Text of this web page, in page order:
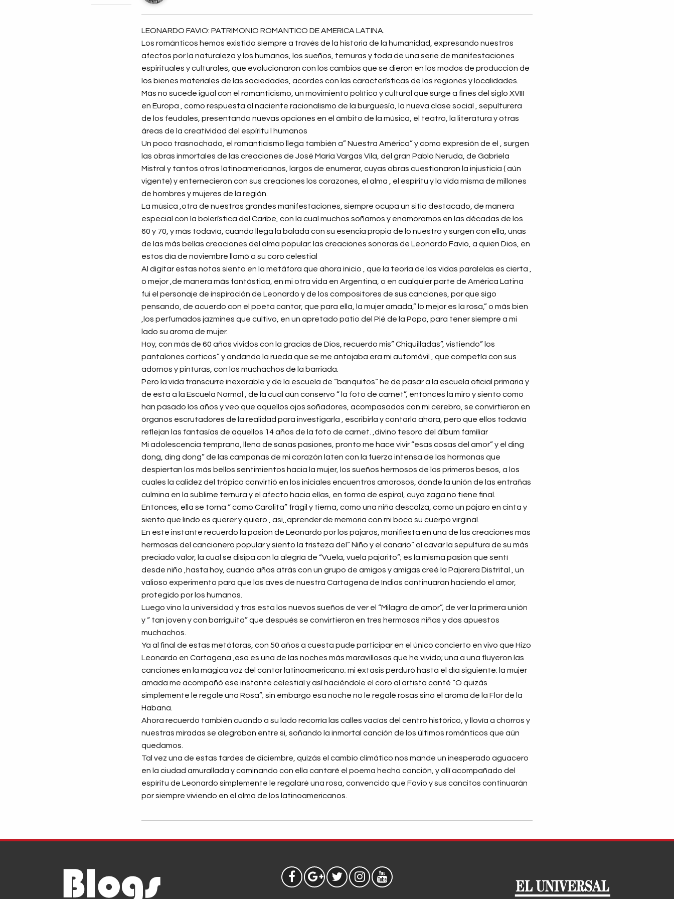
LEONARDO FAVIO: PATRIMONIO ROMANTICO DE AMERICA LATINA.
Los románticos hemos existido siempre a través de la historia de la humanidad, expresando nuestros
afectos por la naturaleza y los humanos, los sueños, ternuras y toda de una serie de manifestaciones
espirituales y culturales, que evolucionaron con los cambios que se dieron en los modos de producción de
los bienes materiales de las sociedades, acordes con las características de las regiones y localidades.
Más no sucede igual con el romanticismo, un movimiento político y cultural que surge a fines del siglo XVIII
en Europa , como respuesta al naciente racionalismo de la burguesía, la nueva clase social , sepulturera
de los feudales, presentando nuevas opciones en el ámbito de la música, el teatro, la literatura y otras
áreas de la creatividad del espíritu l humanos
Un poco trasnochado, el romanticismo llega también a” Nuestra América” y como expresión de el , surgen
las obras inmortales de las creaciones de José María Vargas Vila, del gran Pablo Neruda, de Gabriela
Mistral y tantos otros latinoamericanos, largos de enumerar, cuyas obras cuestionaron la injusticia ( aún
vigente) y enternecieron con sus creaciones los corazones, el alma , el espíritu y la vida misma de millones
de hombres y mujeres de la región.
La música ,otra de nuestras grandes manifestaciones, siempre ocupa un sitio destacado, de manera
especial con la bolerística del Caribe, con la cual muchos soñamos y enamoramos en las décadas de los
60 y 70, y más todavía, cuando llega la balada con su esencia propia de lo nuestro y surgen con ella, unas
de las más bellas creaciones del alma popular: las creaciones sonoras de Leonardo Favio, a quien Dios, en
estos día de noviembre llamó a su coro celestial
Al digitar estas notas siento en la metáfora que ahora inicio , que la teoría de las vidas paralelas es cierta ,
o mejor ,de manera más fantástica, en mi otra vida en Argentina, o en cualquier parte de América Latina
fui el personaje de inspiración de Leonardo y de los compositores de sus canciones, por que sigo
pensando, de acuerdo con el poeta cantor, que para ella, la mujer amada,” lo mejor es la rosa,” o más bien
,los perfumados jazmines que cultivo, en un apretado patio del Pié de la Popa, para tener siempre a mi
lado su aroma de mujer.
Hoy, con más de 60 años vividos con la gracias de Dios, recuerdo mis” Chiquilladas”, vistiendo” los
pantalones corticos” y andando la rueda que se me antojaba era mi automóvil , que competía con sus
adornos y pinturas, con los muchachos de la barriada.
Pero la vida transcurre inexorable y de la escuela de “banquitos” he de pasar a la escuela oficial primaria y
de esta a la Escuela Normal , de la cual aún conservo “ la foto de carnet”, entonces la miro y siento como
han pasado los años y veo que aquellos ojos soñadores, acompasados con mi cerebro, se convirtieron en
órganos escrutadores de la realidad para investigarla , escribirla y contarla ahora, pero que ellos todavía
reflejan las fantasías de aquellos 14 años de la foto de carnet. ,divino tesoro del álbum familiar
Mi adolescencia temprana, llena de sanas pasiones, pronto me hace vivir “esas cosas del amor” y el ding
dong, ding dong” de las campanas de mi corazón laten con la fuerza intensa de las hormonas que
despiertan los más bellos sentimientos hacia la mujer, los sueños hermosos de los primeros besos, a los
cuales la calidez del trópico convirtió en los iniciales encuentros amorosos, donde la unión de las entrañas
culmina en la sublime ternura y el afecto hacia ellas, en forma de espiral, cuya zaga no tiene final.
Entonces, ella se torna “ como Carolita” frágil y tierna, como una niña descalza, como un pájaro en cinta y
siento que lindo es querer y quiero , asi,,aprender de memoria con mi boca su cuerpo virginal.
En este instante recuerdo la pasión de Leonardo por los pájaros, manifiesta en una de las creaciones más
hermosas del cancionero popular y siento la tristeza del” Niño y el canario” al cavar la sepultura de su más
preciado valor, la cual se disipa con la alegría de “Vuela, vuela pajarito”; es la misma pasión que sentí
desde niño ,hasta hoy, cuando años atrás con un grupo de amigos y amigas creé la Pajarera Distrital , un
valioso experimento para que las aves de nuestra Cartagena de Indias continuaran haciendo el amor,
protegido por los humanos.
Luego vino la universidad y tras esta los nuevos sueños de ver el “Milagro de amor”, de ver la primera unión
y “ tan joven y con barriguita” que después se convirtieron en tres hermosas niñas y dos apuestos
muchachos.
Ya al final de estas metáforas, con 50 años a cuesta pude participar en el único concierto en vivo que Hizo
Leonardo en Cartagena ,esa es una de las noches más maravillosas que he vivido; una a una fluyeron las
canciones en la mágica voz del cantor latinoamericano; mi éxtasis perduró hasta el día siguiente; la mujer
amada me acompañó ese instante celestial y así haciéndole el coro al artista canté “O quizás
simplemente le regale una Rosa”; sin embargo esa noche no le regalé rosas sino el aroma de la Flor de la
Habana.
Ahora recuerdo también cuando a su lado recorría las calles vacías del centro histórico, y llovía a chorros y
nuestras miradas se alegraban entre si, soñando la inmortal canción de los últimos románticos que aún
quedamos.
Tal vez una de estas tardes de diciembre, quizás el cambio climático nos mande un inesperado aguacero
en la ciudad amurallada y caminando con ella cantaré el poema hecho canción, y allí acompañado del
espíritu de Leonardo simplemente le regalaré una rosa, convencido que Favio y sus cancitos continuarán
por siempre viviendo en el alma de los latinoamericanos.